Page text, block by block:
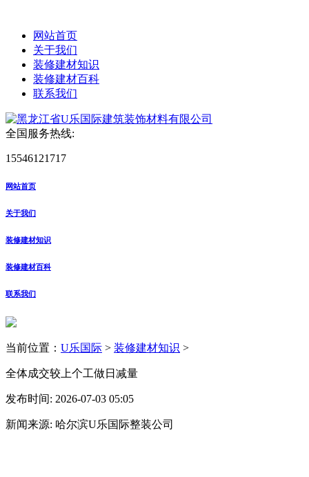
网站首页
关于我们
装修建材知识
装修建材百科
联系我们
全国服务热线:
15546121717
网站首页
关于我们
装修建材知识
装修建材百科
联系我们
当前位置： U乐国际 > 装修建材知识 >
全体成交较上个工做日减量
发布时间: 2026-07-03 05:05
新闻来源: 哈尔滨U乐国际整装公司